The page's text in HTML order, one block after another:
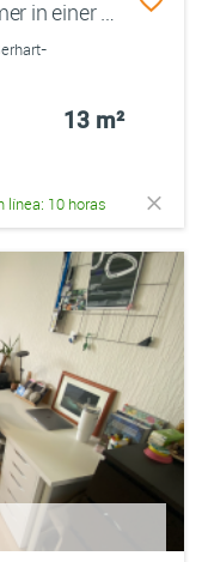
13 m²
línea: 10 horas